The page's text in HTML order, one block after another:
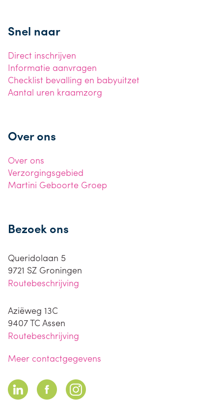
Snel naar
Direct inschrijven
Informatie aanvragen
Checklist bevalling en babyuitzet
Aantal uren kraamzorg
Over ons
Over ons
Verzorgingsgebied
Martini Geboorte Groep
Bezoek ons
Queridolaan 5
9721 SZ Groningen
Routebeschrijving
Aziëweg 13C
9407 TC Assen
Routebeschrijving
Meer contactgegevens